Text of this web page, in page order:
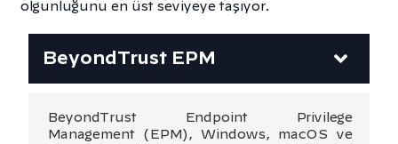
olgunluğunu en üst seviyeye taşıyor.
BeyondTrust EPM
BeyondTrust Endpoint Privilege
Management (EPM), Windows, macOS ve